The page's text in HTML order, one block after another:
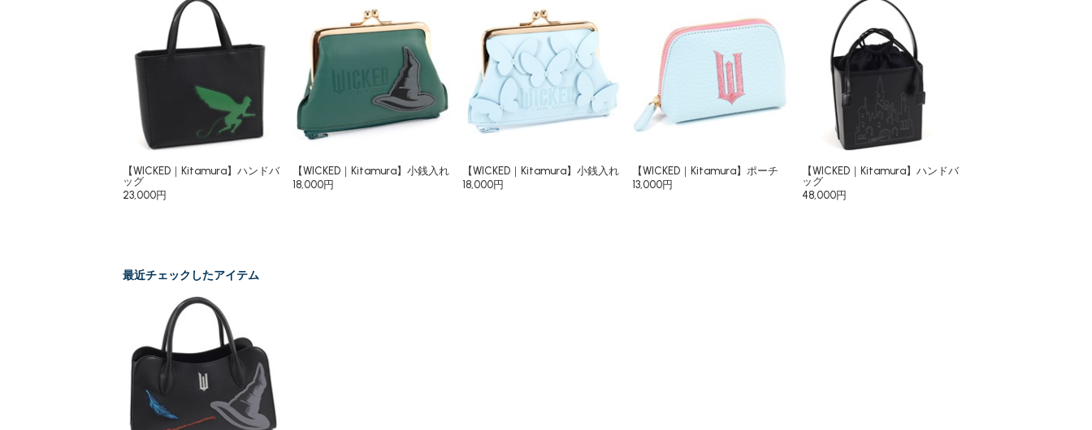
【WICKED｜Kitamura】ハンドバ
ッグ
23,000円
【WICKED｜Kitamura】小銭入れ
18,000円
【WICKED｜Kitamura】小銭入れ
18,000円
【WICKED｜Kitamura】ポーチ
13,000円
【WICKED｜Kitamura】ハンドバ
ッグ
48,000円
最近チェックしたアイテム